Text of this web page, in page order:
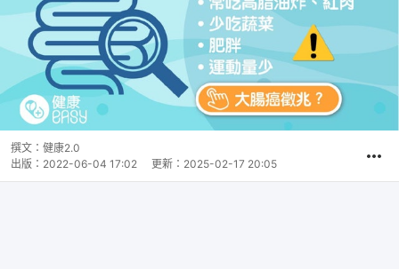
撰文： 健康2.0
出版： 2022-06-04 17:02 更新： 2025-02-17 20:05